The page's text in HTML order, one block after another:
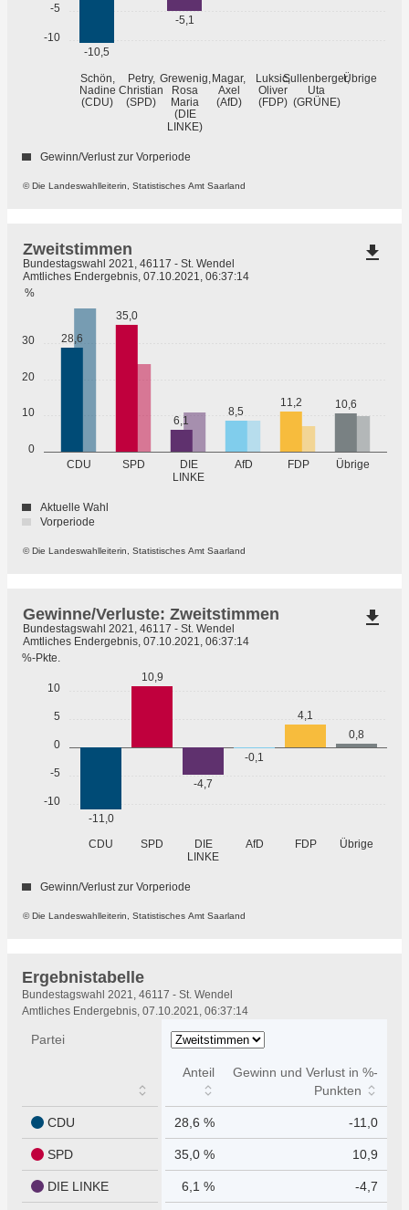
-10
-5
Schön,
Nadine
(CDU)
Petry,
Christian
(SPD)
Grewenig,
Rosa
Maria
(DIE
LINKE)
Magar,
Axel
(AfD)
Luksic,
Oliver
(FDP)
Sullenberger,
Uta
(GRÜNE)
Übrige
-10,5
-5,1
© Die Landeswahlleiterin, Statistisches Amt Saarland
Gewinn/Verlust zur Vorperiode
0
10
20
30
%
CDU SPD
DIE
LINKE
AfD FDP Übrige
28,6
35,0
6,1
8,5
11,2 10,6
© Die Landeswahlleiterin, Statistisches Amt Saarland
Zweitstimmen
Bundestagswahl 2021, 46117 - St. Wendel
Amtliches Endergebnis, 07.10.2021, 06:37:14
Aktuelle Wahl
Vorperiode
file_download
-10
-5
0
5
10
%-Pkte.
CDU SPD
DIE
LINKE
AfD FDP Übrige
-11,0
10,9
-4,7
-0,1
4,1
0,8
© Die Landeswahlleiterin, Statistisches Amt Saarland
Gewinne/Verluste: Zweitstimmen
Bundestagswahl 2021, 46117 - St. Wendel
Amtliches Endergebnis, 07.10.2021, 06:37:14
Gewinn/Verlust zur Vorperiode
file_download
Ergebnistabelle
Ergebnistabelle
Bundestagswahl 2021, 46117 - St. Wendel
Amtliches Endergebnis, 07.10.2021, 06:37:14
Partei
Anteil
Gewinn und Verlust in %-
Punkten
CDU 28,6 % -11,0
SPD 35,0 % 10,9
DIE LINKE 6,1 % -4,7